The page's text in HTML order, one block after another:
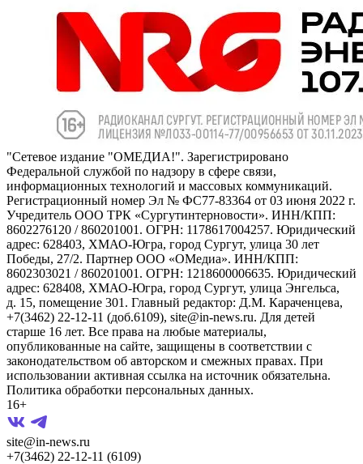
"Сетевое издание "ОМЕДИА!". Зарегистрировано
Федеральной службой по надзору в сфере связи,
информационных технологий и массовых коммуникаций.
Регистрационный номер Эл № ФС77-83364 от 03 июня 2022 г.
Учредитель ООО ТРК «Сургутинтерновости». ИНН/КПП:
8602276120 / 860201001. ОГРН: 1178617004257. Юридический
адрес: 628403, ХМАО-Югра, город Сургут, улица 30 лет
Победы, 27/2. Партнер ООО «ОМедиа». ИНН/КПП:
8602303021 / 860201001. ОГРН: 1218600006635. Юридический
адрес: 628408, ХМАО-Югра, город Сургут, улица Энгельса,
д. 15, помещение 301. Главный редактор: Д.М. Караченцева,
+7(3462) 22-12-11 (доб.6109), site@in-news.ru. Для детей
старше 16 лет. Все права на любые материалы,
опубликованные на сайте, защищены в соответствии с
законодательством об авторском и смежных правах. При
использовании активная ссылка на источник обязательна.
Политика обработки персональных данных.
16+
site@in-news.ru
+7(3462) 22-12-11 (6109)